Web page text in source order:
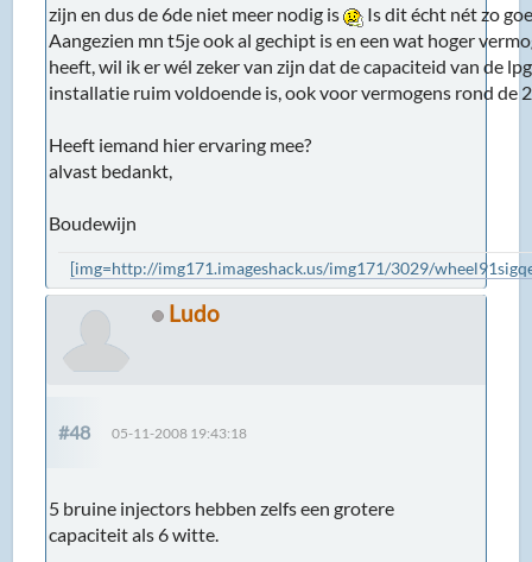
zijn en dus de 6de niet meer nodig is
Is dit écht nét zo
Aangezien mn t5je ook al gechipt is en een wat hoger
heeft, wil ik er wél zeker van zijn dat de capaciteid van de lpg
installatie ruim voldoende is, ook voor vermogens rond de
Heeft iemand hier ervaring mee?
alvast bedankt,
Boudewijn
[img=http://img171.imageshack.us/img171/3029/
Ludo
#48 05-11-2008 19:43:18
5 bruine injectors hebben zelfs een grotere
capaciteit als 6 witte.